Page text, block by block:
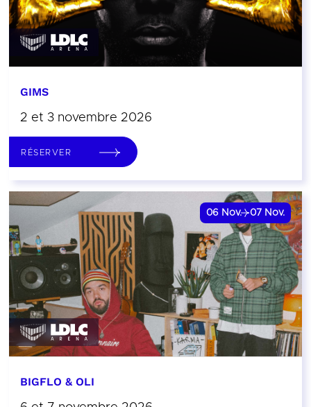
GIMS
2 et 3 novembre 2026
RÉSERVER
06 Nov. 07 Nov.
BIGFLO & OLI